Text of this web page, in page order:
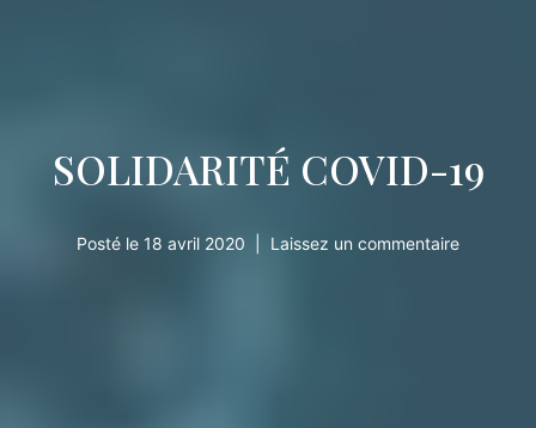
SOLIDARITÉ COVID-19
Posté le 18 avril 2020 Laissez un commentaire